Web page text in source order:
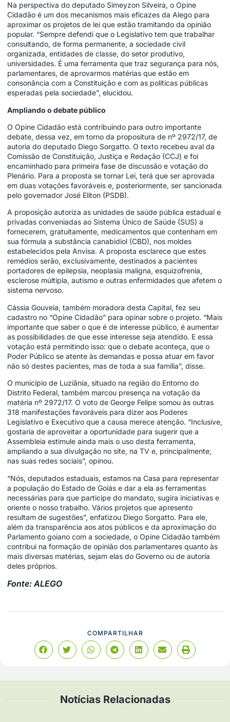
Na perspectiva do deputado Simeyzon Silveira, o Opine
Cidadão é um dos mecanismos mais eficazes da Alego para
aproximar os projetos de lei que estão tramitando da opinião
popular. “Sempre defendi que o Legislativo tem que trabalhar
consultando, de forma permanente, a sociedade civil
organizada, entidades de classe, do setor produtivo,
universidades. É uma ferramenta que traz segurança para nós,
parlamentares, de aprovarmos matérias que estão em
consonância com a Constituição e com as políticas públicas
esperadas pela sociedade”, elucidou.
Ampliando o debate público
O Opine Cidadão está contribuindo para outro importante
debate, dessa vez, em torno da propositura de nº 2972/17, de
autoria do deputado Diego Sorgatto. O texto recebeu aval da
Comissão de Constituição, Justiça e Redação (CCJ) e foi
encaminhado para primeira fase de discussão e votação do
Plenário. Para a proposta se tornar Lei, terá que ser aprovada
em duas votações favoráveis e, posteriormente, ser sancionada
pelo governador José Eliton (PSDB).
A proposição autoriza as unidades de saúde pública estadual e
privadas conveniadas ao Sistema Único de Saúde (SUS) a
fornecerem, gratuitamente, medicamentos que contenham em
sua fórmula a substância canabidiol (CBD), nos moldes
estabelecidos pela Anvisa. A proposta esclarece que estes
remédios serão, exclusivamente, destinados a pacientes
portadores de epilepsia, neoplasia maligna, esquizofrenia,
esclerose múltipla, autismo e outras enfermidades que afetem o
sistema nervoso.
Cássia Gouveia, também moradora desta Capital, fez seu
cadastro no “Opine Cidadão” para opinar sobre o projeto. “Mais
importante que saber o que é de interesse público, é aumentar
as possibilidades de que esse interesse seja atendido. E essa
votação está permitindo isso: que o debate aconteça, que o
Poder Público se atente às demandas e possa atuar em favor
não só destes pacientes, mas de toda a sua família”, disse.
O município de Luziânia, situado na região do Entorno do
Distrito Federal, também marcou presença na votação da
matéria nº 2972/17. O voto de George Felipe somou às outras
318 manifestações favoráveis para dizer aos Poderes
Legislativo e Executivo que a causa merece atenção. “Inclusive,
gostaria de aproveitar a oportunidade para sugerir que a
Assembleia estimule ainda mais o uso desta ferramenta,
ampliando a sua divulgação no site, na TV e, principalmente,
nas suas redes sociais”, opinou.
“Nós, deputados estaduais, estamos na Casa para representar
a população do Estado de Goiás e dar a ela as ferramentas
necessárias para que participe do mandato, sugira iniciativas e
oriente o nosso trabalho. Vários projetos que apresento
resultam de sugestões”, enfatizou Diego Sorgatto. Para ele,
além da transparência aos atos públicos e da aproximação do
Parlamento goiano com a sociedade, o Opine Cidadão também
contribui na formação de opinião dos parlamentares quanto às
mais diversas matérias, sejam elas do Governo ou de autoria
deles próprios.
Fonte: ALEGO
COMPARTILHAR
Notícias Relacionadas